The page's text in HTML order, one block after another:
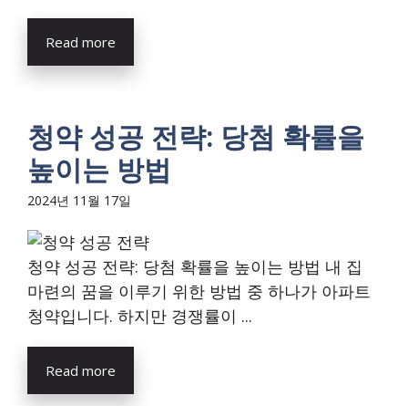
Read more
청약 성공 전략: 당첨 확률을
높이는 방법
2024년 11월 17일
청약 성공 전략: 당첨 확률을 높이는 방법 내 집
마련의 꿈을 이루기 위한 방법 중 하나가 아파트
청약입니다. 하지만 경쟁률이 ...
Read more